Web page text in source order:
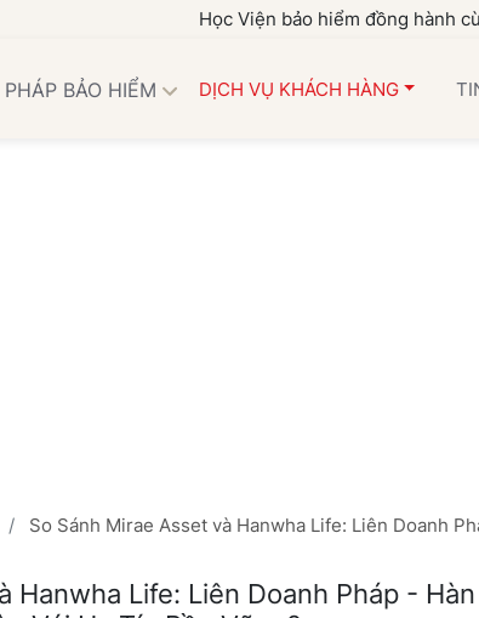
Học Viện bảo hiểm đồng hành cùng sự
PHÁP BẢO HIỂM DỊCH VỤ KHÁCH HÀNG
So Sánh Mirae Asset và Hanwha Life: Liên Doanh
Hanwha Life: Liên Doanh Pháp -